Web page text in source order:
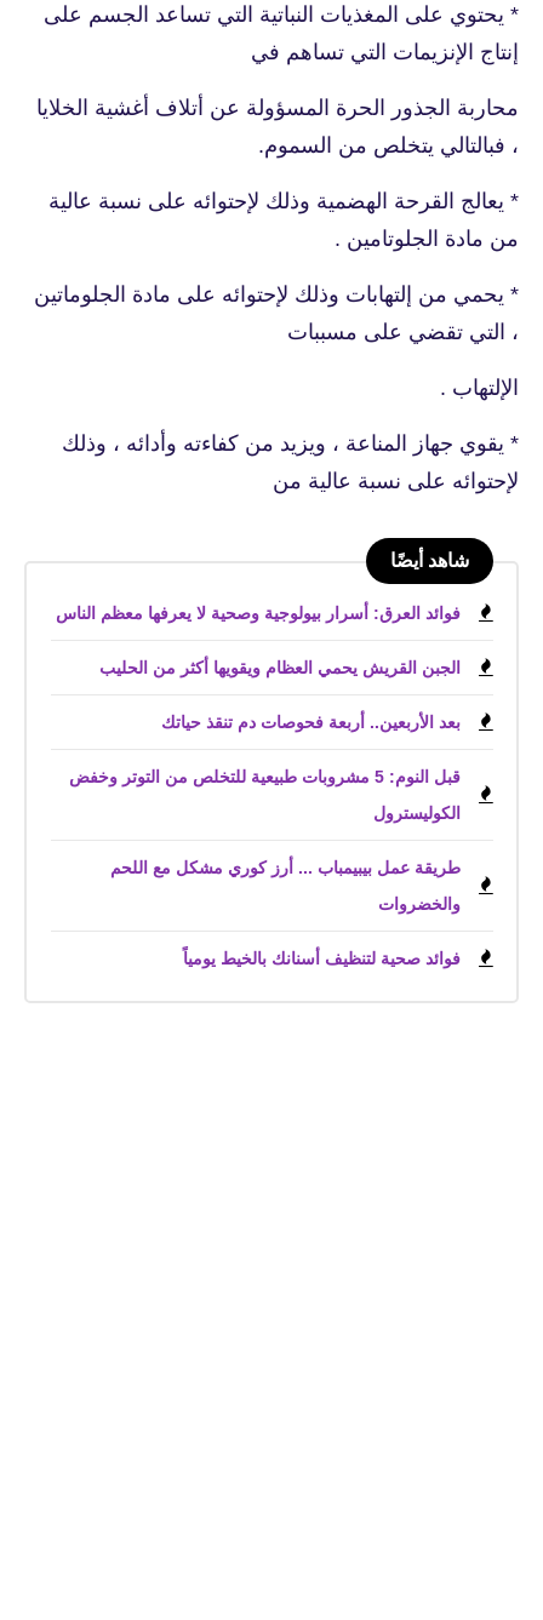
* يحتوي على المغذيات النباتية التي تساعد الجسم على
إنتاج الإنزيمات التي تساهم في
محاربة الجذور الحرة المسؤولة عن أتلاف أغشية الخلايا
، فبالتالي يتخلص من السموم.
* يعالج القرحة الهضمية وذلك لإحتوائه على نسبة عالية
من مادة الجلوتامين .
* يحمي من إلتهابات وذلك لإحتوائه على مادة الجلوماتين
، التي تقضي على مسببات
الإلتهاب .
* يقوي جهاز المناعة ، ويزيد من كفاءته وأدائه ، وذلك
لإحتوائه على نسبة عالية من
شاهد أيضًا
فوائد العرق: أسرار بيولوجية وصحية لا يعرفها معظم الناس
الجبن القريش يحمي العظام ويقويها أكثر من الحليب
بعد الأربعين.. أربعة فحوصات دم تنقذ حياتك
قبل النوم: 5 مشروبات طبيعية للتخلص من التوتر وخفض
الكوليسترول
طريقة عمل بيبيمباب ... أرز كوري مشكل مع اللحم
والخضروات
فوائد صحية لتنظيف أسنانك بالخيط يومياً